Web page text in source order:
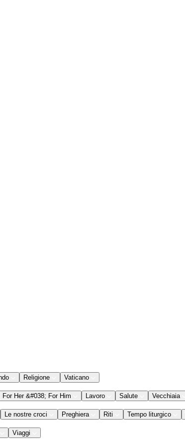
Religione Vaticano
For Her &#038; For Him Lavoro Salute Vecchiaia
Le nostre croci Preghiera Riti Tempo liturgico
Viaggi